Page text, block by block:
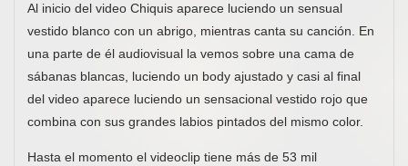
Al inicio del video Chiquis aparece luciendo un sensual
vestido blanco con un abrigo, mientras canta su canción. En
una parte de él audiovisual la vemos sobre una cama de
sábanas blancas, luciendo un body ajustado y casi al final
del video aparece luciendo un sensacional vestido rojo que
combina con sus grandes labios pintados del mismo color.
Hasta el momento el videoclip tiene más de 53 mil